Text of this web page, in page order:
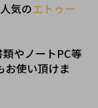
気のエトゥー
やノートPC等
お使い頂けま